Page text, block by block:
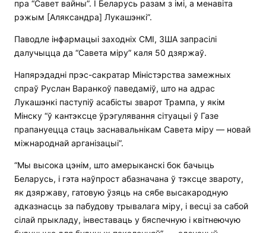
пра “Савет вайны”. І Беларусь разам з імі, а менавіта
рэжым [Аляксандра] Лукашэнкі”.
Паводле інфармацыі заходніх СМІ, ЗША запрасілі
далучыцца да “Савета міру” каля 50 дзяржаў.
Напярэдадні прэс-сакратар Міністэрства замежных
спраў Руслан Варанкоў паведаміў, што на адрас
Лукашэнкі паступіў асабісты зварот Трампа, у якім
Мінску “ў кантэксце ўрэгулявання сітуацыі ў Газе
прапануецца стаць заснавальнікам Савета міру — новай
міжнароднай арганізацыі”.
“Мы высока цэнім, што амерыканскі бок бачыць
Беларусь, і гэта наўпрост абазначана ў тэксце звароту,
як дзяржаву, гатовую ўзяць на сябе высакародную
адказнасць за пабудову трывалага міру, і весці за сабой
сілай прыкладу, інвеставаць у бяспечную і квітнеючую